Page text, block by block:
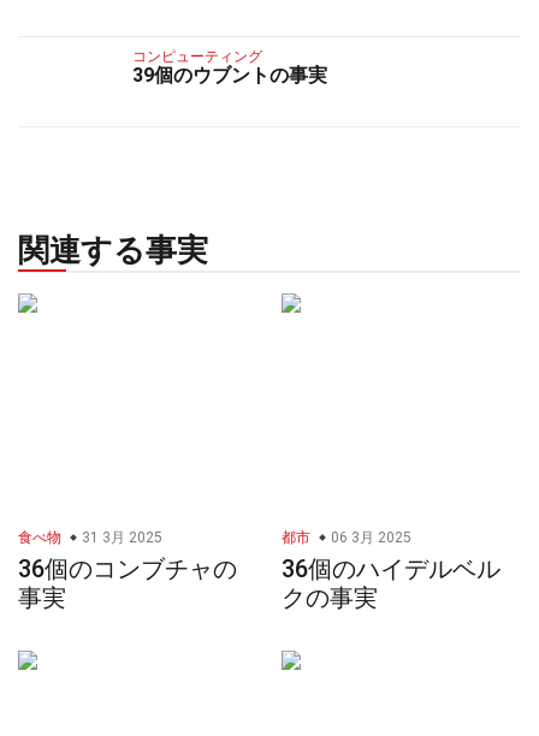
コンピューティング
39個のウブントの事実
関連する事実
食べ物 31 3月 2025
36個のコンブチャの
事実
都市 06 3月 2025
36個のハイデルベル
クの事実